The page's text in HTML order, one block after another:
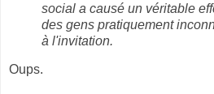
social a causé un véritable
des gens pratiquement
à l'invitation.
Oups.